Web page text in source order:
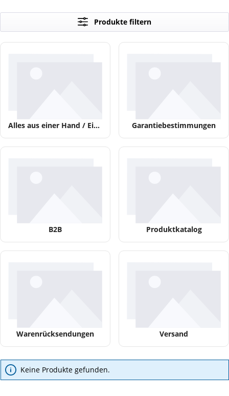
Produkte filtern
Alles aus einer Hand / Einbau Garantiebestimmungen
B2B Produktkatalog
Warenrücksendungen Versand
Keine Produkte gefunden.